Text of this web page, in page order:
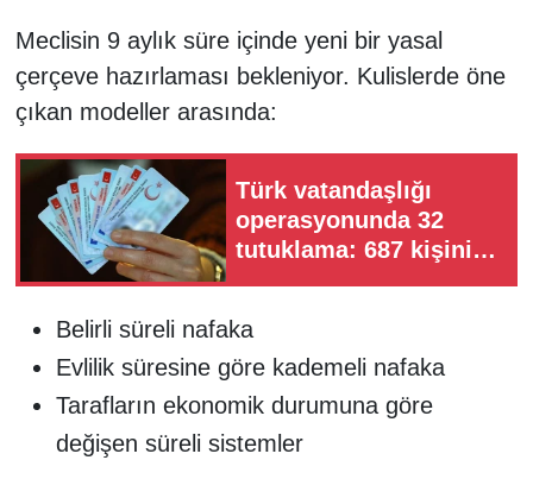
Meclisin 9 aylık süre içinde yeni bir yasal
çerçeve hazırlaması bekleniyor. Kulislerde öne
çıkan modeller arasında:
Türk vatandaşlığı
operasyonunda 32
tutuklama: 687 kişinin
Belirli süreli nafaka
Evlilik süresine göre kademeli nafaka
Tarafların ekonomik durumuna göre
değişen süreli sistemler